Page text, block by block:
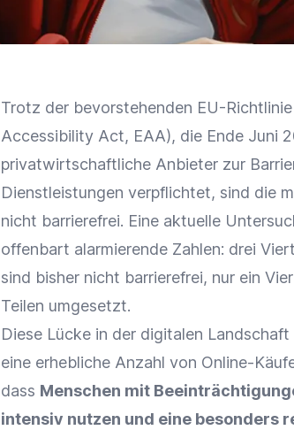
Trotz der bevorstehenden EU-
Accessibility Act, EAA), die Ende Juni
privatwirtschaftliche Anbieter zur
Dienstleistungen verpflichtet, sind die
nicht barrierefrei. Eine aktuelle
offenbart alarmierende Zahlen: drei
sind bisher nicht barrierefrei, nur ein
Teilen umgesetzt.
Diese Lücke in der digitalen
eine erhebliche Anzahl von Online-
dass Menschen mit
intensiv nutzen und eine besonders